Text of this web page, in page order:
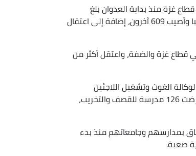
غزة منذ بداية العدوان بلغ
11946، والذين أصيبوا 18858، فيما استشهد في الضفة الغربية 115 طالبا وأصيب 609 آخرون، إضافة إلى اعتقال
استشهدوا وأصيب 3729 آخرون بجروح في قطاع غزة والضفة، واعتقل أكثر من
حكومية وجامعة ومباني تابعة لها و65 تابعة لوكالة الغوث وتشغيل اللاجئين
"الأونروا" تعرضت للقصف والتخريب في قطاع غزة. أما في الضفة، فقد تعرضت 126 مدرسة للقصف والتخريب،
الالتحاق بمدارسهم وجامعاتهم منذ بدء
صعبة.